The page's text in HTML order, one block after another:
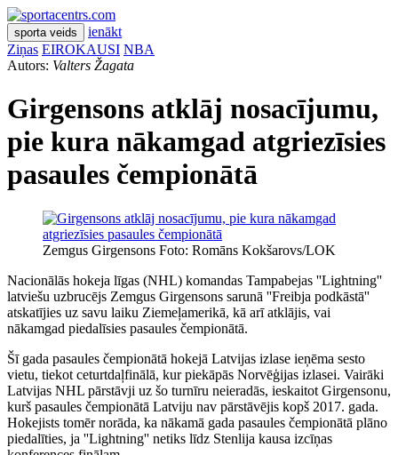
sporta veids
ienākt
Ziņas EIROKAUSI NBA
Autors: Valters Žagata
Girgensons atklāj nosacījumu,
pie kura nākamgad atgriezīsies
pasaules čempionātā
Zemgus Girgensons Foto: Romāns Kokšarovs/LOK
Nacionālās hokeja līgas (NHL) komandas Tampabejas ''Lightning''
latviešu uzbrucējs Zemgus Girgensons sarunā ''Freibja podkāstā''
atskatījies uz savu laiku Ziemeļamerikā, kā arī atklājis, vai
nākamgad piedalīsies pasaules čempionātā.
Šī gada pasaules čempionātā hokejā Latvijas izlase ieņēma sesto
vietu, tiekot ceturtdaļfinālā, kur piekāpās Norvēģijas izlasei. Vairāki
Latvijas NHL pārstāvji uz šo turnīru neieradās, ieskaitot Girgensonu,
kurš pasaules čempionātā Latviju nav pārstāvējis kopš 2017. gada.
Hokejists tomēr norāda, ka nākamā gada pasaules čempionātā plāno
piedalīties, ja ''Lightning'' netiks līdz Stenlija kausa izcīņas